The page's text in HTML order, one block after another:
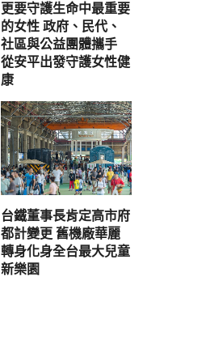
更要守護生命中最重要
的女性 政府、民代、
社區與公益團體攜手
從安平出發守護女性健
康
台鐵董事長肯定高市府
都計變更 舊機廠華麗
轉身化身全台最大兒童
新樂園